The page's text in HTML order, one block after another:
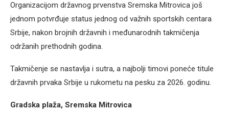
Organizacijom državnog prvenstva Sremska Mitrovica još
jednom potvrđuje status jednog od važnih sportskih centara
Srbije, nakon brojnih državnih i međunarodnih takmičenja
održanih prethodnih godina.
Takmičenje se nastavlja i sutra, a najbolji timovi poneće titule
državnih prvaka Srbije u rukometu na pesku za 2026. godinu.
Gradska plaža, Sremska Mitrovica